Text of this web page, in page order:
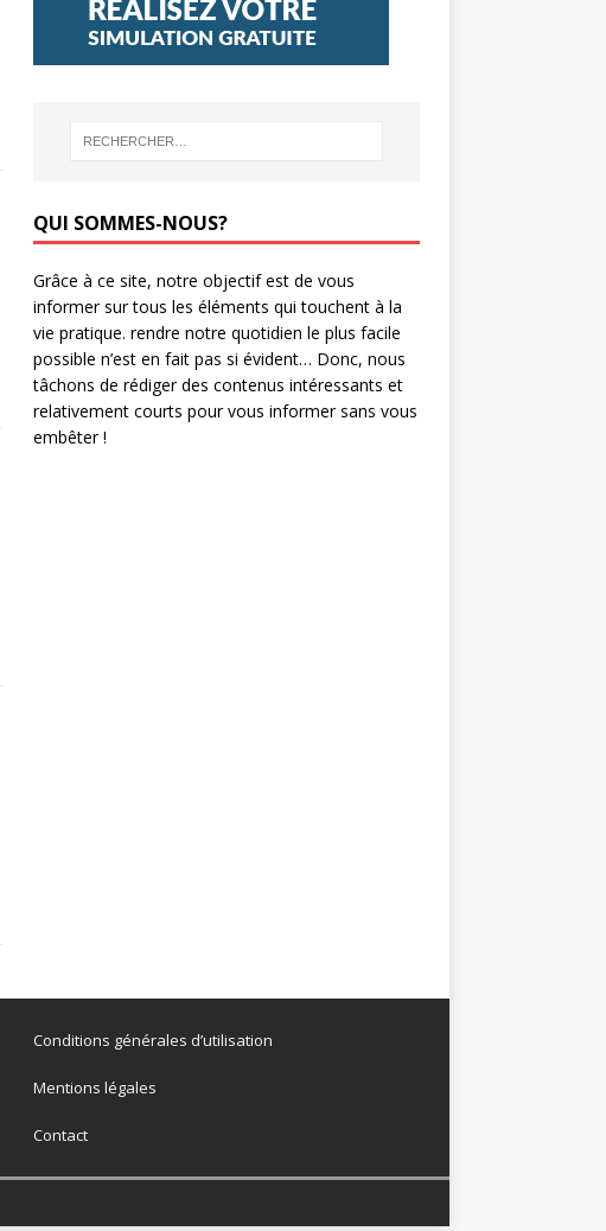
QUI SOMMES-NOUS?
Grâce à ce site, notre objectif est de vous
informer sur tous les éléments qui touchent à la
vie pratique. rendre notre quotidien le plus facile
possible n’est en fait pas si évident… Donc, nous
tâchons de rédiger des contenus intéressants et
relativement courts pour vous informer sans vous
embêter !
Conditions générales d’utilisation
Mentions légales
Contact